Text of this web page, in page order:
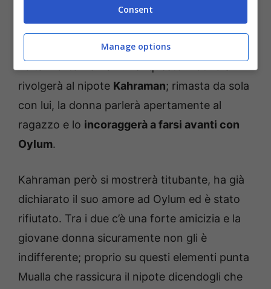
Prima della dipartita del figlio,
sul tavolo tutte le carte a disposizione
affinché sua nuora non lasci la residenza una
rivolgerà al nipote Kahraman; rimasta da sola
con lui, la donna parlerà apertamente al
ragazzo e lo incoraggerà a farsi avanti con
Oylum.
Kahraman però si mostrerà titubante, ha già
dichiarato il suo amore ad Oylum ed è stato
rifiutato. Tra i due c’è una forte amicizia e la
giovane donna sicuramente non gli è
indifferente; proprio su questi elementi punta
Mualla che rassicura il nipote dicendogli che
Consent
Manage options